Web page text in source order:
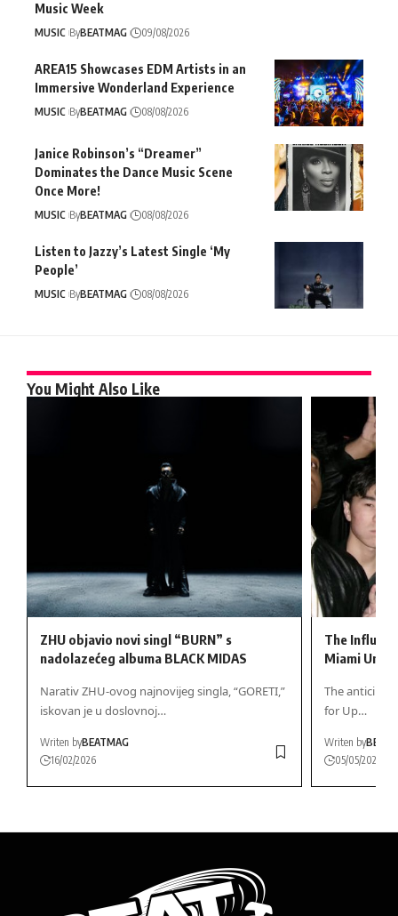
Music Week
MUSIC ByBEATMAG 09/08/2026
AREA15 Showcases EDM Artists in an
Immersive Wonderland Experience
MUSIC ByBEATMAG 08/08/2026
Janice Robinson’s “Dreamer”
Dominates the Dance Music Scene
Once More!
MUSIC ByBEATMAG 08/08/2026
Listen to Jazzy’s Latest Single ‘My
People’
MUSIC ByBEATMAG 08/08/2026
You Might Also Like
ZHU objavio novi singl “BURN” s
nadolazećeg albuma BLACK MIDAS
Narativ ZHU-ovog najnovijeg singla, “GORETI,”
iskovan je u doslovnoj…
Writen byBEATMAG
16/02/2026
The
Miami
The
for Up…
Writen by
05/05/2026